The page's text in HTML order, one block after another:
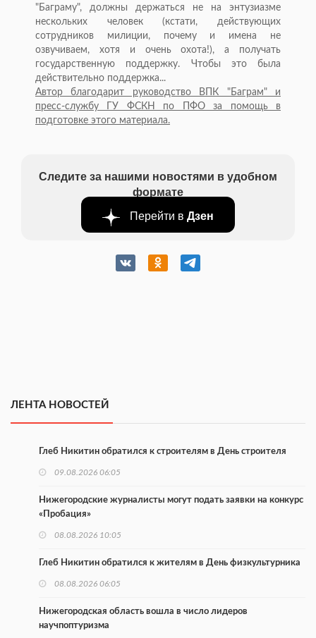
"Баграму", должны держаться не на энтузиазме
нескольких человек (кстати, действующих
сотрудников милиции, почему и имена не
озвучиваем, хотя и очень охота!), а получать
государственную поддержку. Чтобы это была
действительно поддержка...
Автор благодарит руководство ВПК "Баграм" и
пресс-службу ГУ ФСКН по ПФО за помощь в
подготовке этого материала.
Следите за нашими новостями в удобном
формате
Перейти в Дзен
ЛЕНТА НОВОСТЕЙ
Глеб Никитин обратился к строителям в День строителя
09.08.2026 06:05
Нижегородские журналисты могут подать заявки на конкурс
«Пробация»
08.08.2026 10:05
Глеб Никитин обратился к жителям в День физкультурника
08.08.2026 06:05
Нижегородская область вошла в число лидеров
научпоптуризма